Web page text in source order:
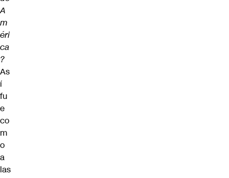
A
m
éri
ca
?
As
í
fu
e
co
m
o
a
las